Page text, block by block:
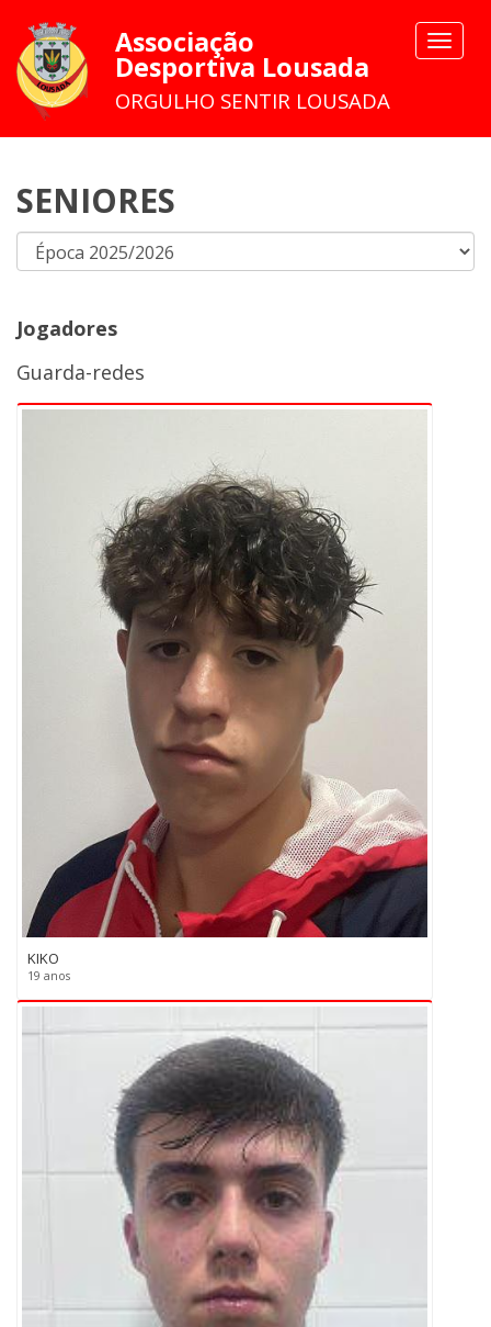
Toggle
Associação
Desportiva Lousada
ORGULHO SENTIR LOUSADA
SENIORES
Jogadores
Guarda-redes
KIKO
19 anos